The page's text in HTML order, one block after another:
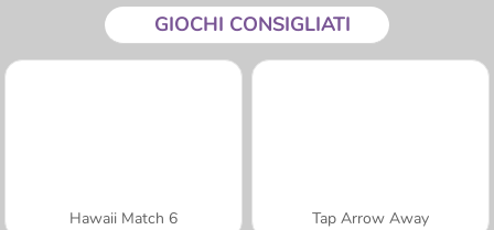
GIOCHI CONSIGLIATI
Hawaii Match 6 Tap Arrow Away